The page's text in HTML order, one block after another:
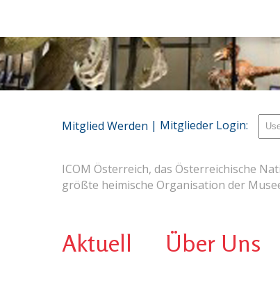
ICOM Österreich, das Österreichische
größte heimische Organisation der
Aktuell Über Uns
Mitglied Werden | Mitglieder Login: